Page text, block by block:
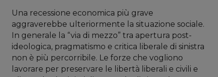
Una recessione economica più grave
aggraverebbe ulteriormente la situazione sociale.
In generale la “via di mezzo” tra apertura post-
ideologica, pragmatismo e critica liberale di sinistra
non è più percorribile. Le forze che vogliono
lavorare per preservare le libertà liberali e civili e